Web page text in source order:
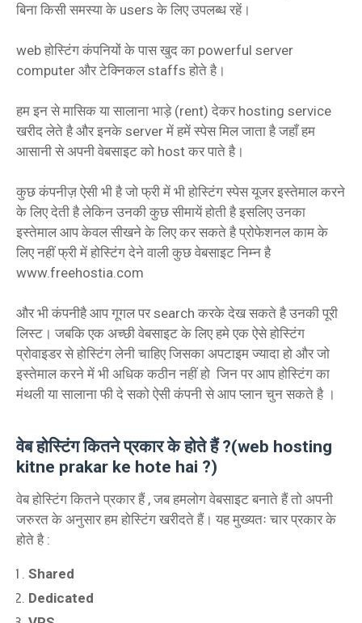
बिना किसी समस्या के users के लिए उपलब्ध रहें।
web होस्टिंग कंपनियों के पास खुद का powerful server
computer और टेक्निकल staffs होते है।
हम इन से मासिक या सालाना भाड़े (rent) देकर hosting service
खरीद लेते है और इनके server में हमें स्पेस मिल जाता है जहाँ हम
आसानी से अपनी वेबसाइट को host कर पाते है।
कुछ कंपनीज़ ऐसी भी है जो फ्री में भी होस्टिंग स्पेस यूजर इस्तेमाल करने
के लिए देती है लेकिन उनकी कुछ सीमायें होती है इसलिए उनका
इस्तेमाल आप केवल सीखने के लिए कर सकते है प्रोफेशनल काम के
लिए नहीं फ्री में होस्टिंग देने वाली कुछ वेबसाइट निम्न है
www.freehostia.com
और भी कंपनीहै आप गूगल पर search करके देख सकते है उनकी पूरी
लिस्ट। जबकि एक अच्छी वेबसाइट के लिए हमे एक ऐसे होस्टिंग
प्रोवाइडर से होस्टिंग लेनी चाहिए जिसका अपटाइम ज्यादा हो और जो
इस्तेमाल करने में भी अधिक कठीन नहीं हो जिन पर आप होस्टिंग का
मंथली या सालाना फी दे सको ऐसी कंपनी से आप प्लान चुन सकते है ।
वेब होस्टिंग कितने प्रकार के होते हैं ?(web hosting
kitne prakar ke hote hai ?)
वेब होस्टिंग कितने प्रकार हैं , जब हमलोग वेबसाइट बनाते हैं तो अपनी
जरुरत के अनुसार हम होस्टिंग खरीदते हैं। यह मुख्यतः चार प्रकार के
होते है :
Shared
Dedicated